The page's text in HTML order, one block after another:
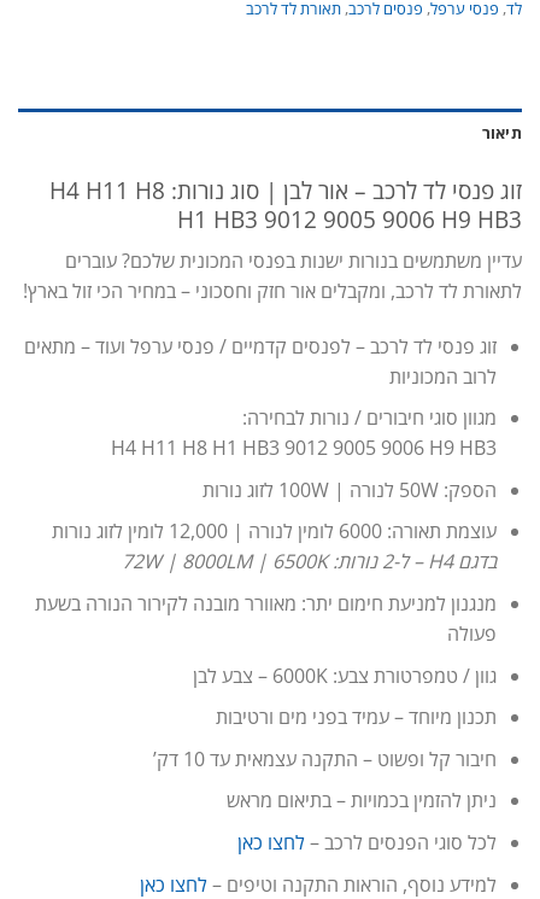
לד, פנסי ערפל, פנסים לרכב, תאורת לד לרכב
תיאור
זוג פנסי לד לרכב – אור לבן | סוג נורות: H4 H11 H8
H1 HB3 9012 9005 9006 H9 HB3
עדיין משתמשים בנורות ישנות בפנסי המכונית שלכם? עוברים
לתאורת לד לרכב, ומקבלים אור חזק וחסכוני – במחיר הכי זול בארץ!
זוג פנסי לד לרכב – לפנסים קדמיים / פנסי ערפל ועוד – מתאים
לרוב המכוניות
מגוון סוגי חיבורים / נורות לבחירה:
H4 H11 H8 H1 HB3 9012 9005 9006 H9 HB3
הספק: 50W לנורה | 100W לזוג נורות
עוצמת תאורה: 6000 לומין לנורה | 12,000 לומין לזוג נורות
בדגם H4 – ל-2 נורות: 72W | 8000LM | 6500K
מנגנון למניעת חימום יתר: מאוורר מובנה לקירור הנורה בשעת
פעולה
גוון / טמפרטורת צבע: 6000K – צבע לבן
תכנון מיוחד – עמיד בפני מים ורטיבות
חיבור קל ופשוט – התקנה עצמאית עד 10 דק’
ניתן להזמין בכמויות – בתיאום מראש
לכל סוגי הפנסים לרכב –לחצו כאן
למידע נוסף, הוראות התקנה וטיפים –לחצו כאן